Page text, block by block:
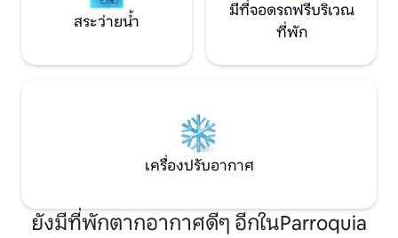
สระว่ายน้ำ
มีที่จอดรถฟรีบริเวณ
ที่พัก
เครื่องปรับอากาศ
ยังมีที่พักตากอากาศดีๆ อีกในParroquia